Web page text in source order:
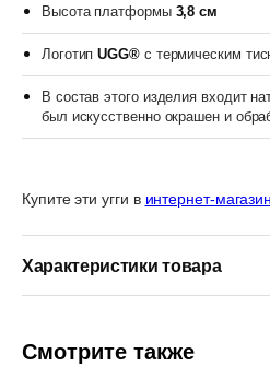
Высота платформы 3,8 см
ЛоготипUGG® с термическим
В состав этого изделия входит
был искусственно окрашен и
Купите эти угги в интернет-
Характеристики товара
Смотрите также